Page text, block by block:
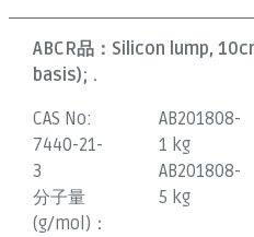
ABCR品： Silicon lump,
basis); .
CAS No:
7440-21-
3
分子量
(g/mol)：
AB201808-
1 kg
AB201808-
5 kg